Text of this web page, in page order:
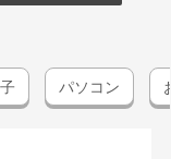
パソコン